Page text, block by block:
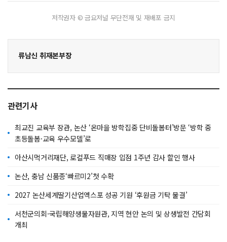
저작권자 © 금요저널 무단전재 및 재배포 금지
류남신 취재본부장
관련기사
최교진 교육부 장관, 논산 ‘온마을 방학집중 단비돌봄터’방문 ‘방학 중
초등돌봄·교육 우수모델’로
아산시먹거리재단, 로컬푸드 직매장 입점 1주년 감사 할인 행사
논산, 충남 신품종‘빠르미2’첫 수확
2027 논산세계딸기산업엑스포 성공 기원 ‘후원금 기탁 물결’
서천군의회-국립해양생물자원관, 지역 현안 논의 및 상생발전 간담회
개최